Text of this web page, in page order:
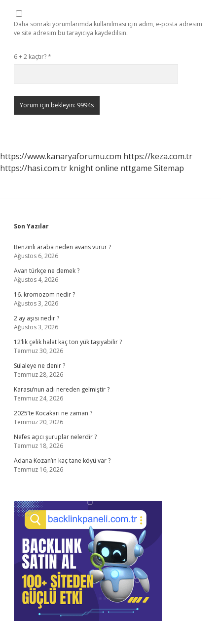
Daha sonraki yorumlarımda kullanılması için adım, e-posta adresim
ve site adresim bu tarayıcıya kaydedilsin.
6 + 2 kaçtır?*
https://www.kanaryaforumu.com https://keza.com.tr
https://hasi.com.tr knight online nttgame Sitemap
Sidebar
Son Yazılar
Benzinli araba neden avans vurur ?
Ağustos 6, 2026
Avan türkçe ne demek ?
Ağustos 4, 2026
16. kromozom nedir ?
Ağustos 3, 2026
2 ay aşısı nedir ?
Ağustos 3, 2026
12’lik çelik halat kaç ton yük taşıyabilir ?
Temmuz 30, 2026
Sülaleye ne denir ?
Temmuz 28, 2026
Karasu’nun adı nereden gelmiştir ?
Temmuz 24, 2026
2025’te Kocakarı ne zaman ?
Temmuz 20, 2026
Nefes açıcı şuruplar nelerdir ?
Temmuz 18, 2026
Adana Kozan’ın kaç tane köyü var ?
Temmuz 16, 2026